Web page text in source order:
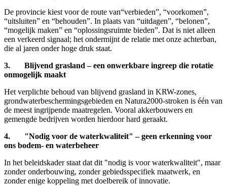
De provincie kiest voor de route van“verbieden”, “voorkomen”,
“uitsluiten” en “behouden”. In plaats van “uitdagen”, “belonen”,
“mogelijk maken” en “oplossingsruimte bieden”. Dat is niet alleen
een verkeerd signaal; het ondermijnt de relatie met onze achterban,
die al jaren onder hoge druk staat.
3. Blijvend grasland – een onwerkbare ingreep die rotatie
onmogelijk maakt
Het verplichte behoud van blijvend grasland in KRW-zones,
grondwaterbeschermingsgebieden en Natura2000‑stroken is één van
de meest ingrijpende maatregelen. Vooral akkerbouwers en
gemengde bedrijven worden hierdoor hard geraakt.
4. "Nodig voor de waterkwaliteit" – geen erkenning voor
ons bodem- en waterbeheer
In het beleidskader staat dat dit "nodig is voor waterkwaliteit", maar
zonder onderbouwing, zonder gebiedsspecifiek maatwerk, en
zonder enige koppeling met doelbereik of innovatie.